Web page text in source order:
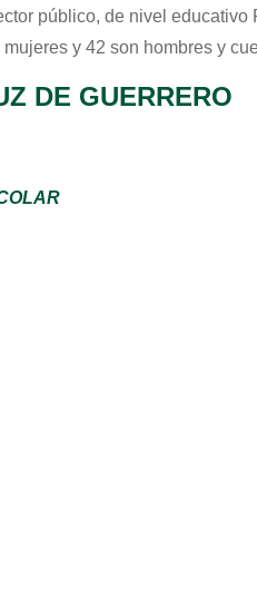
público, de nivel educativo
y 42 son hombres y
DE GUERRERO